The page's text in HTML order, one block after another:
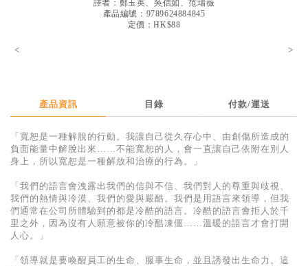
得獎作品推介
中文二手書
精選英文書
電子書
譯者： 鄭玉英、吳信如、范瑞薇
產品編號：9789624884845
定價：HK$88
< >
產品資訊 目錄 付款/運送
「寬恕是一種解脫的行動。我讓自己從久存心中、由創傷所造成的
負面能量中解脫出來……不能寬恕的人，會一直讓自己依附在別人
身上，所以寬恕是一種解放和治療的行為。」
「我們的語言會洩露出我們的信與不信、我們對人的尊重與歧視、
我們的熱情與冷漠、我們的愛與嚴酷。我們是用語言來領導，但我
們通常在公司所體驗到的都是冷酷的語言。冷酷的語言會拒人於千
里之外，因為沒有人願意被你的冷酷凍僵……溫暖的語言才會打開
人心。」
「領導就是要喚醒員工的生命、服事生命，並且誘發出生命力。這